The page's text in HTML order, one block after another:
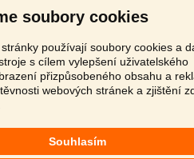
soubory cookies
používají soubory cookies a
s cílem vylepšení uživatelského
přizpůsobeného obsahu a
webových stránek a zjištění
Souhlasím